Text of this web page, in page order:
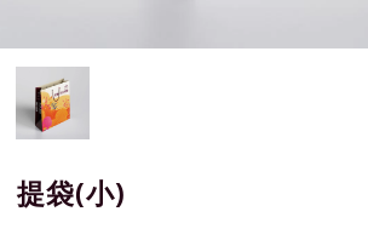
提袋(小)